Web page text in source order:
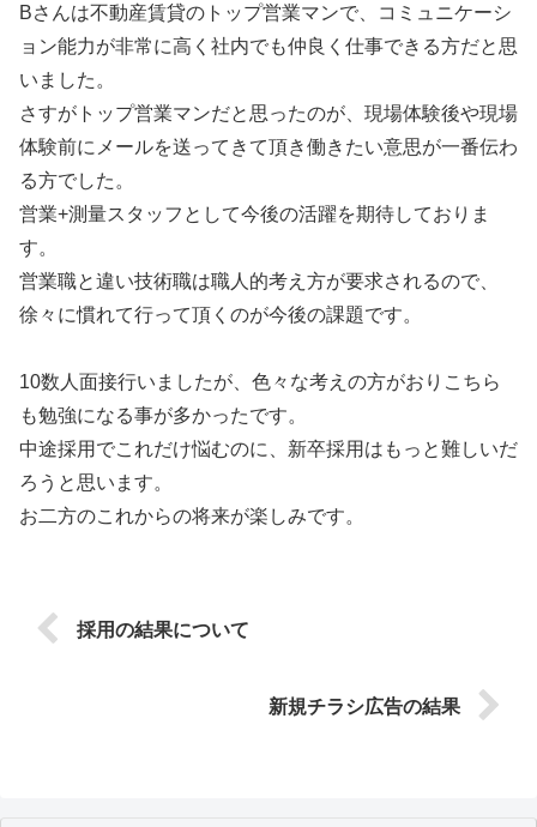
Bさんは不動産賃貸のトップ営業マンで、コミュニケーシ
ョン能力が非常に高く社内でも仲良く仕事できる方だと思
いました。
さすがトップ営業マンだと思ったのが、現場体験後や現場
体験前にメールを送ってきて頂き働きたい意思が一番伝わ
る方でした。
営業+測量スタッフとして今後の活躍を期待しておりま
す。
営業職と違い技術職は職人的考え方が要求されるので、
徐々に慣れて行って頂くのが今後の課題です。
10数人面接行いましたが、色々な考えの方がおりこちら
も勉強になる事が多かったです。
中途採用でこれだけ悩むのに、新卒採用はもっと難しいだ
ろうと思います。
お二方のこれからの将来が楽しみです。
採用の結果について
新規チラシ広告の結果